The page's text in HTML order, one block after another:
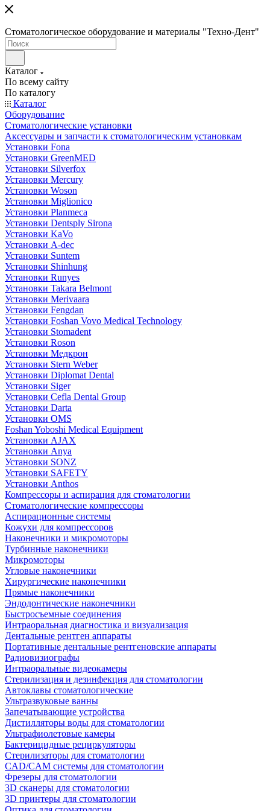
Стоматологическое оборудование и материалы "Техно-Дент"
Каталог
По всему сайту
По каталогу
Каталог
Оборудование
Стоматологические установки
Аксессуары и запчасти к стоматологическим установкам
Установки Fona
Установки GreenMED
Установки Silverfox
Установки Mercury
Установки Woson
Установки Miglionico
Установки Planmeca
Установки Dentsply Sirona
Установки KaVo
Установки A-dec
Установки Suntem
Установки Shinhung
Установки Runyes
Установки Takara Belmont
Установки Merivaara
Установки Fengdan
Установки Foshan Vovo Medical Technology
Установки Stomadent
Установки Roson
Установки Медкрон
Установки Stern Weber
Установки Diplomat Dental
Установки Siger
Установки Cefla Dental Group
Установки Darta
Установки OMS
Foshan Yoboshi Medical Equipment
Установки AJAX
Установки Anya
Установки SONZ
Установки SAFETY
Установки Anthos
Компрессоры и аспирация для стоматологии
Стоматологические компрессоры
Аспирационные системы
Кожухи для компрессоров
Наконечники и микромоторы
Турбинные наконечники
Микромоторы
Угловые наконечники
Хирургические наконечники
Прямые наконечники
Эндодонтические наконечники
Быстросъемные соединения
Интраоральная диагностика и визуализация
Дентальные рентген аппараты
Портативные дентальные рентгеновские аппараты
Радиовизиографы
Интраоральные видеокамеры
Стерилизация и дезинфекция для стоматологии
Автоклавы стоматологические
Ультразвуковые ванны
Запечатывающие устройства
Дистилляторы воды для стоматологии
Ультрафиолетовые камеры
Бактерицидные рециркуляторы
Стерилизаторы для стоматологии
CAD/CAM системы для стоматологии
Фрезеры для стоматологии
3D cканеры для стоматологии
3D принтеры для стоматологии